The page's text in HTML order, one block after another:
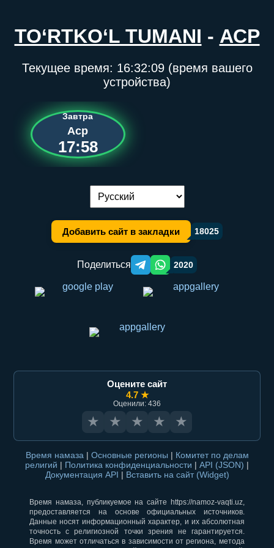
TO‘RTKO‘L TUMANI - АСР
Текущее время: 16:32:09(время вашего
устройства)
Завтра
Аср
17:58
Переключение языка:
Добавить сайт в закладки 18025
Поделиться Telegram orqali ulashish
WhatsApp orqali ulashish
2020
Оцените сайт
4.7 ★
Оценили: 436
★ ★ ★ ★ ★
Время намаза | Основные регионы | Комитет по делам
религий | Политика конфиденциальности | API (JSON) |
Документация API | Вставить на сайт (Widget)
Время намаза, публикуемое на сайте https://namoz-vaqti.uz,
предоставляется на основе официальных источников.
Данные носят информационный характер, и их абсолютная
точность с религиозной точки зрения не гарантируется.
Время может отличаться в зависимости от региона, метода